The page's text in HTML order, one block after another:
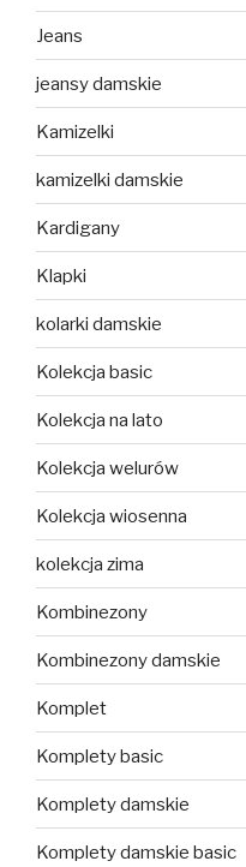
Jeans
jeansy damskie
Kamizelki
kamizelki damskie
Kardigany
Klapki
kolarki damskie
Kolekcja basic
Kolekcja na lato
Kolekcja welurów
Kolekcja wiosenna
kolekcja zima
Kombinezony
Kombinezony damskie
Komplet
Komplety basic
Komplety damskie
Komplety damskie basic